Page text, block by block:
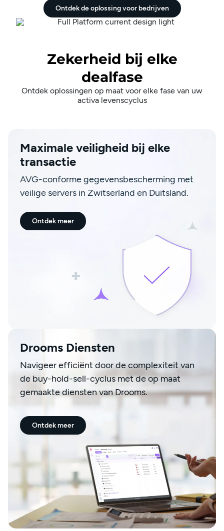
Ontdek de oplossing voor bedrijven
Zekerheid bij elke
dealfase
Ontdek oplossingen op maat voor elke fase van uw
activa levenscyclus
Maximale veiligheid bij elke
transactie
AVG-conforme gegevensbescherming met
veilige servers in Zwitserland en Duitsland.
Ontdek meer
Drooms Diensten
Navigeer efficiënt door de complexiteit van
de buy-hold-sell-cyclus met de op maat
gemaakte diensten van Drooms.
Ontdek meer